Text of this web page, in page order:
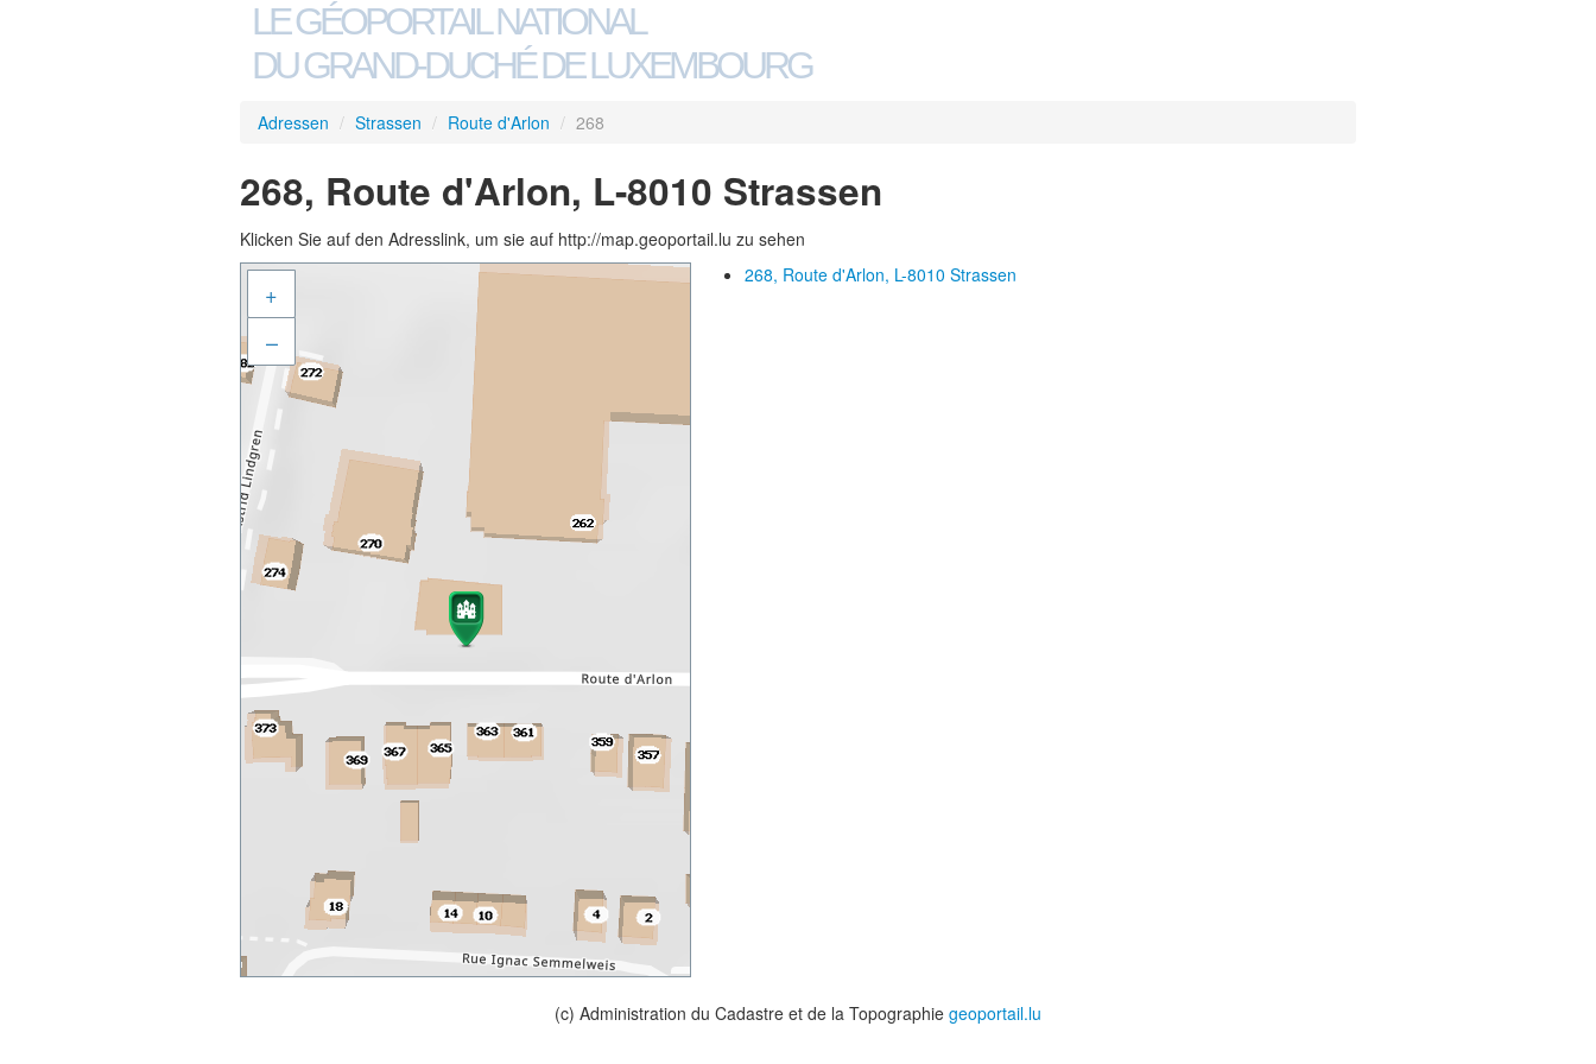
LE GÉOPORTAIL NATIONAL
DU GRAND-DUCHÉ DE LUXEMBOURG
Adressen / Strassen / Route d'Arlon / 268
268, Route d'Arlon, L-8010 Strassen
Klicken Sie auf den Adresslink, um sie auf http://map.geoportail.lu zu sehen
+
–
268, Route d'Arlon, L-8010 Strassen
(c) Administration du Cadastre et de la Topographie geoportail.lu